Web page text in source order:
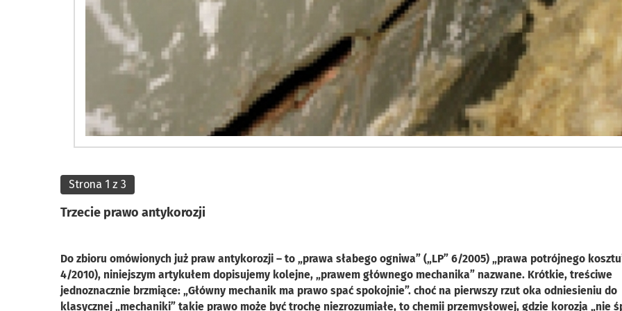
Strona 1 z 3
Trzecie prawo antykorozji
Do zbioru omówionych już praw antykorozji – to „prawa słabego ogniwa” („LP” 6/2005) „prawa potrójnego
4/2010), niniejszym artykułem dopisujemy kolejne, „prawem głównego mechanika” nazwane. Krótkie, treściwe
jednoznacznie brzmiące: „Główny mechanik ma prawo spać spokojnie”. choć na pierwszy rzut oka odniesieniu do
klasycznej „mechaniki” takie prawo może być trochę niezrozumiałe, to chemii przemysłowej, gdzie korozja „nie